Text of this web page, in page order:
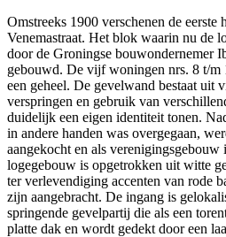
Omstreeks 1900 verschenen de eerste
Venemastraat. Het blok waarin nu de
door de Groningse bouwondernemer
gebouwd. De vijf woningen nrs. 8 t/m
een geheel. De gevelwand bestaat uit
verspringen en gebruik van
duidelijk een eigen identiteit tonen.
in andere handen was overgegaan,
aangekocht en als
logegebouw is opgetrokken uit witte
ter verlevendiging accenten van rode
zijn aangebracht. De ingang is
springende gevelpartij die als een
platte dak en wordt gedekt door een